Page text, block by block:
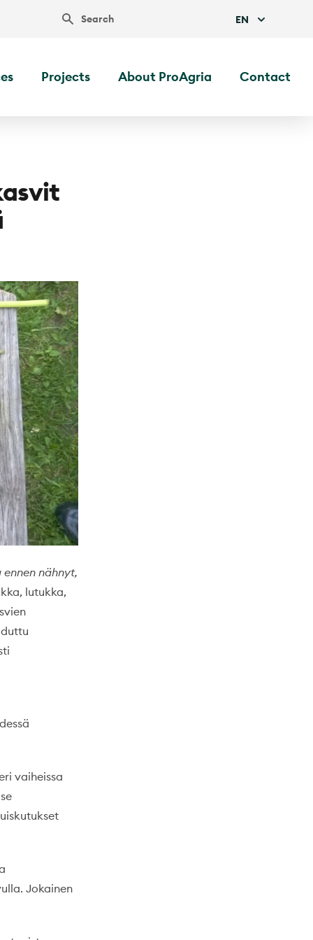
Search EN
Projects About ProAgria Contact
nähnyt,
lutukka,
vaiheissa
Jokainen